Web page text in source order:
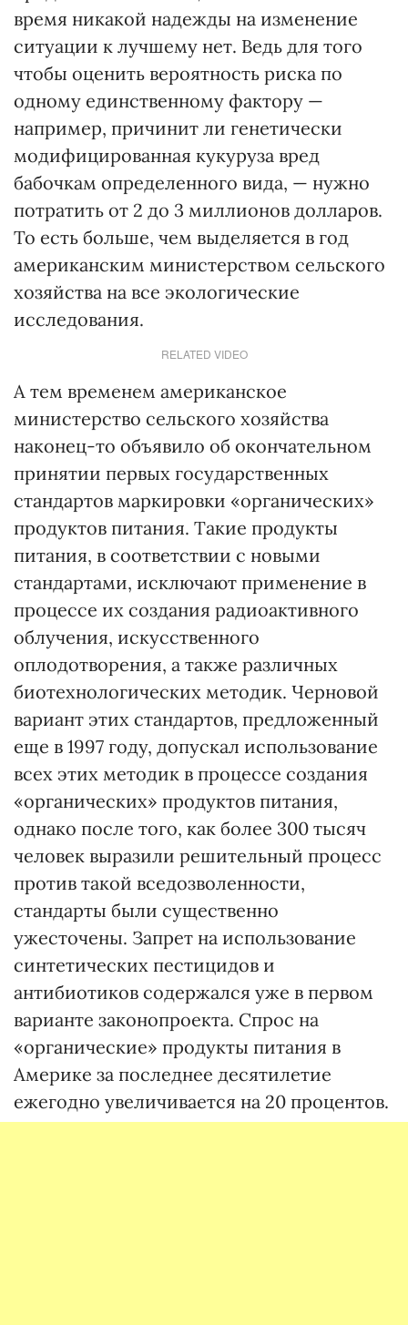
время никакой надежды на изменение
ситуации к лучшему нет. Ведь для того
чтобы оценить вероятность риска по
одному единственному фактору —
например, причинит ли генетически
модифицированная кукуруза вред
бабочкам определенного вида, — нужно
потратить от 2 до 3 миллионов долларов.
То есть больше, чем выделяется в год
американским министерством сельского
хозяйства на все экологические
исследования.
RELATED VIDEO
А тем временем американское
министерство сельского хозяйства
наконец-то объявило об окончательном
принятии первых государственных
стандартов маркировки «органических»
продуктов питания. Такие продукты
питания, в соответствии с новыми
стандартами, исключают применение в
процессе их создания радиоактивного
облучения, искусственного
оплодотворения, а также различных
биотехнологических методик. Черновой
вариант этих стандартов, предложенный
еще в 1997 году, допускал использование
всех этих методик в процессе создания
«органических» продуктов питания,
однако после того, как более 300 тысяч
человек выразили решительный процесс
против такой вседозволенности,
стандарты были существенно
ужесточены. Запрет на использование
синтетических пестицидов и
антибиотиков содержался уже в первом
варианте законопроекта. Спрос на
«органические» продукты питания в
Америке за последнее десятилетие
ежегодно увеличивается на 20 процентов.